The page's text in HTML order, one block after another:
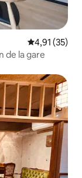
Évaluation
4,91 (35)
de la gare